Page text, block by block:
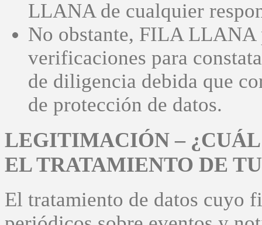
LLANA de cualquier
No obstante, FILA LLANA
verificaciones para
de diligencia debida que
de protección de datos.
LEGITIMACIÓN –
EL TRATAMIENTO DE
El tratamiento de datos cuyo